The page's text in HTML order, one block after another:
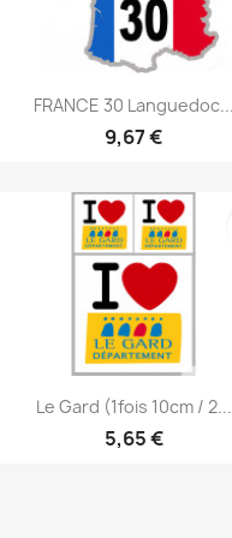
Aperçu rapide
FRANCE 30 Languedoc...
9,67 €
Aperçu rapide
Le Gard (1fois 10cm / 2...
5,65 €